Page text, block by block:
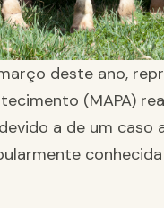
deste ano,
(MAPA)
a de um caso